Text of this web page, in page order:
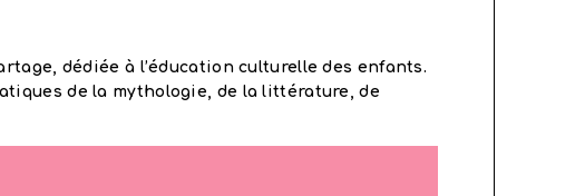
dédiée à l’éducation culturelle des enfants.
de la mythologie, de la littérature, de